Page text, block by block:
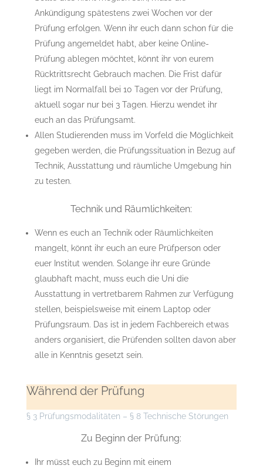
Ankündigung spätestens zwei Wochen vor der
Prüfung erfolgen. Wenn ihr euch dann schon für die
Prüfung angemeldet habt, aber keine Online-
Prüfung ablegen möchtet, könnt ihr von eurem
Rücktrittsrecht Gebrauch machen. Die Frist dafür
liegt im Normalfall bei 10 Tagen vor der Prüfung,
aktuell sogar nur bei 3 Tagen. Hierzu wendet ihr
euch an das Prüfungsamt.
Allen Studierenden muss im Vorfeld die Möglichkeit
gegeben werden, die Prüfungssituation in Bezug auf
Technik, Ausstattung und räumliche Umgebung hin
zu testen.
Technik und Räumlichkeiten:
Wenn es euch an Technik oder Räumlichkeiten
mangelt, könnt ihr euch an eure Prüfperson oder
euer Institut wenden. Solange ihr eure Gründe
glaubhaft macht, muss euch die Uni die
Ausstattung in vertretbarem Rahmen zur Verfügung
stellen, beispielsweise mit einem Laptop oder
Prüfungsraum. Das ist in jedem Fachbereich etwas
anders organisiert, die Prüfenden sollten davon aber
alle in Kenntnis gesetzt sein.
Während der Prüfung
§ 3 Prüfungsmodalitäten – § 8 Technische Störungen
Zu Beginn der Prüfung:
Ihr müsst euch zu Beginn mit einem